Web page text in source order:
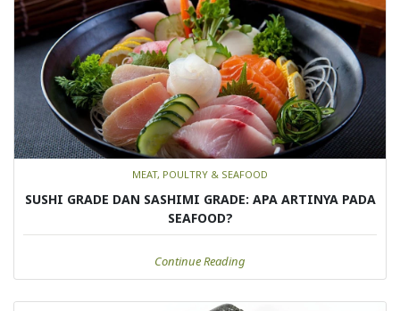
MEAT, POULTRY & SEAFOOD
SUSHI GRADE DAN SASHIMI GRADE: APA ARTINYA PADA
SEAFOOD?
Continue Reading